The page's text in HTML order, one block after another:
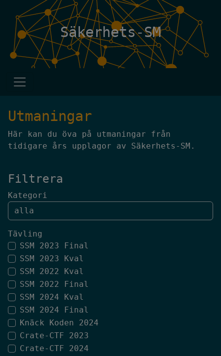
Säkerhets-SM
Utmaningar
Här kan du öva på utmaningar från
tidigare års upplagor av Säkerhets-SM.
Filtrera
Kategori
Tävling
SSM 2023 Final
SSM 2023 Kval
SSM 2022 Kval
SSM 2022 Final
SSM 2024 Kval
SSM 2024 Final
Knäck Koden 2024
Crate-CTF 2023
Crate-CTF 2024